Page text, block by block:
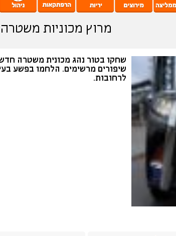
מרוץ מכוניות משטרה
שחקו בטור נהג מכונית משטרה
שיפורים מרשימים. הלחמו בפשע
לרחובות.